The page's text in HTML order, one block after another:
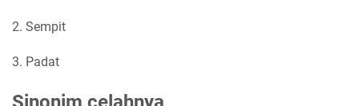
2. Sempit
3. Padat